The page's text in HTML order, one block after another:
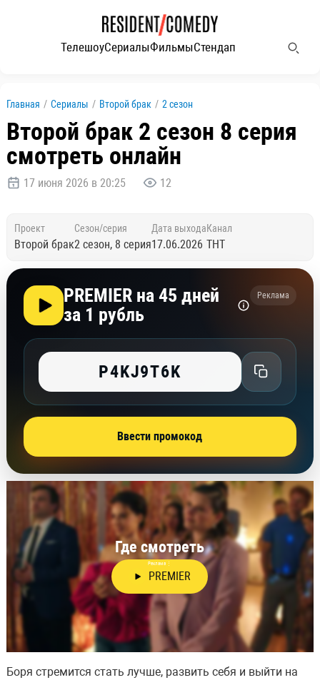
ТелешоуСериалыФильмыСтендап
Главная / Сериалы / Второй брак / 2 сезон
Второй брак 2 сезон 8 серия
смотреть онлайн
17 июня 2026 в 20:25 12
Проект
Второй брак
Сезон/серия
2 сезон, 8 серия
Дата выхода
17.06.2026
Канал
ТНТ
PREMIER на 45 дней
за 1 рубль
Реклама
P4KJ9T6K
Ввести промокод
Где смотреть
Реклама ⋮
PREMIER
Боря стремится стать лучше, развить себя и выйти на